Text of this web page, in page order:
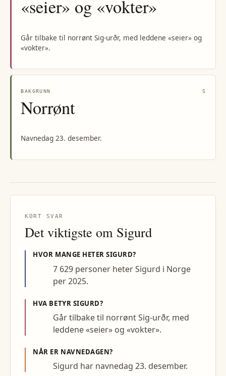
«seier» og «vokter»
Går tilbake til norrønt Sig-urðr, med leddene «seier» og
«vokter».
BAKGRUNN S
Norrønt
Navnedag 23. desember.
KORT SVAR
Det viktigste om Sigurd
HVOR MANGE HETERSIGURD?
7 629 personer heter Sigurd i Norge
per 2025.
HVA BETYR SIGURD?
Går tilbake til norrønt Sig-urðr, med
leddene «seier» og «vokter».
NÅR ER NAVNEDAGEN?
Sigurd har navnedag 23. desember.